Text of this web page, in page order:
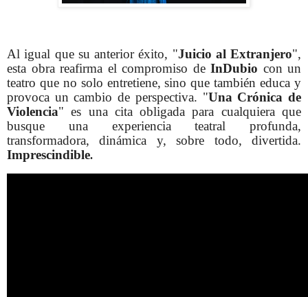
Al igual que su anterior éxito, "Juicio al Extranjero",
esta obra reafirma el compromiso de InDubio con un
teatro que no solo entretiene, sino que también educa y
provoca un cambio de perspectiva. "Una Crónica de
Violencia" es una cita obligada para cualquiera que
busque una experiencia teatral profunda,
transformadora, dinámica y, sobre todo, divertida.
Imprescindible.